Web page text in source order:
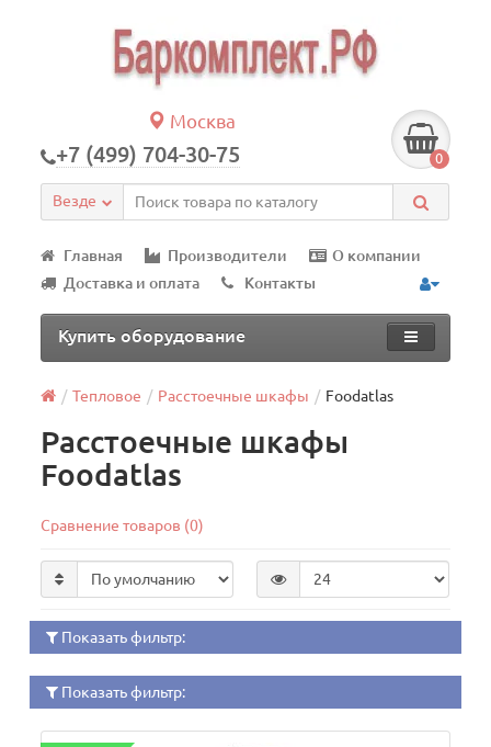
Москва
+7 (499) 704-30-75 0
Везде
Главная Производители
О компании
Доставка и оплата
Контакты
Купить оборудование
Тепловое Расстоечные шкафы Foodatlas
Расстоечные шкафы
Foodatlas
Сравнение товаров (0)
Показать фильтр:
Показать фильтр: